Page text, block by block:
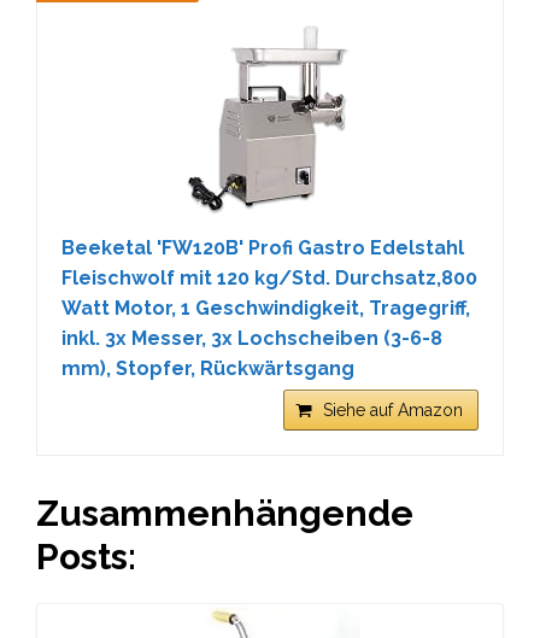
Beeketal 'FW120B' Profi Gastro Edelstahl
Fleischwolf mit 120 kg/Std. Durchsatz,800
Watt Motor, 1 Geschwindigkeit, Tragegriff,
inkl. 3x Messer, 3x Lochscheiben (3-6-8
mm), Stopfer, Rückwärtsgang
Siehe auf Amazon
Zusammenhängende
Posts: